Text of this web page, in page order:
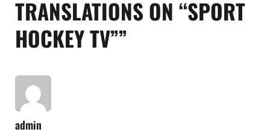
TRANSLATIONS ON “SPORT
HOCKEY TV””
admin